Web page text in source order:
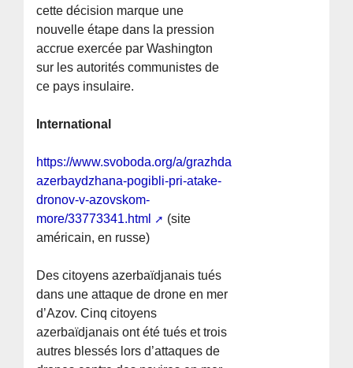
cette décision marque une
nouvelle étape dans la pression
accrue exercée par Washington
sur les autorités communistes de
ce pays insulaire.
International
https://www.svoboda.org/a/grazhdane-
azerbaydzhana-pogibli-pri-atake-
dronov-v-azovskom-
more/33773341.html
(site
américain, en russe)
Des citoyens azerbaïdjanais tués
dans une attaque de drone en mer
d’Azov. Cinq citoyens
azerbaïdjanais ont été tués et trois
autres blessés lors d’attaques de